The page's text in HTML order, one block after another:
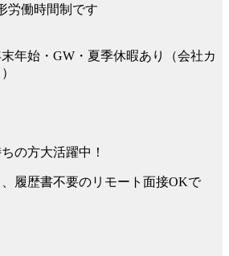
労働時間制です
始・GW・夏季休暇あり（会社カ
の方大活躍中！
履歴書不要のリモート面接OKで